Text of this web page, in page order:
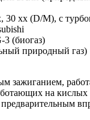
30 xx (D/M), с
(биогаз)
природный газ)
зажиганием,
на кислых